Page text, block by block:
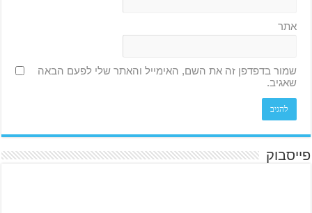
אתר
שמור בדפדפן זה את השם, האימייל והאתר שלי לפעם הבאה
שאגיב.
פייסבוק